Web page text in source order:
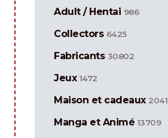
Adult / Hentai 986
Collectors 6425
Fabricants 30802
Jeux 1472
Maison et cadeaux 2041
Manga et Animé 13709